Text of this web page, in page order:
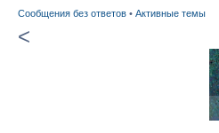
Сообщения без ответов • Активные темы
<